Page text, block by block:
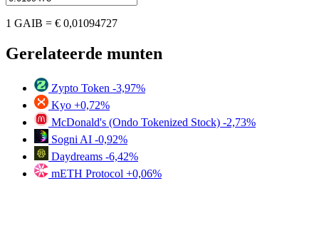
1 GAIB = € 0,01094727
Gerelateerde munten
Zypto Token -3,97%
Kyo +0,72%
McDonald's (Ondo Tokenized Stock) -2,73%
Sogni AI -0,92%
Daydreams -6,42%
mETH Protocol +0,06%